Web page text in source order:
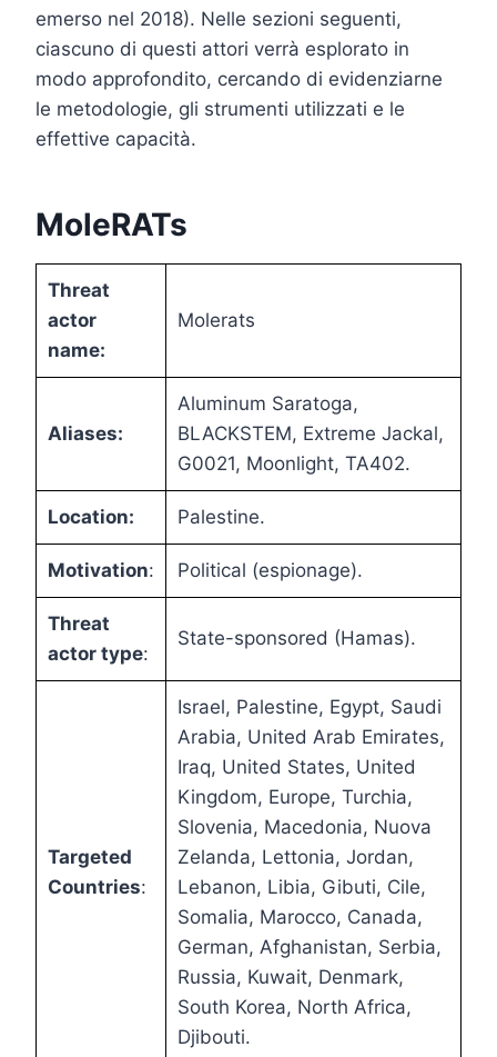
emerso nel 2018). Nelle sezioni seguenti,
ciascuno di questi attori verrà esplorato in
modo approfondito, cercando di evidenziarne
le metodologie, gli strumenti utilizzati e le
effettive capacità.
MoleRATs
Threat
actor
name:
Molerats
Aliases:
Aluminum Saratoga,
BLACKSTEM, Extreme Jackal,
G0021, Moonlight, TA402.
Location: Palestine.
Motivation: Political (espionage).
Threat
actor type:
State-sponsored (Hamas).
Targeted
Countries:
Israel, Palestine, Egypt, Saudi
Arabia, United Arab Emirates,
Iraq, United States, United
Kingdom, Europe, Turchia,
Slovenia, Macedonia, Nuova
Zelanda, Lettonia, Jordan,
Lebanon, Libia, Gibuti, Cile,
Somalia, Marocco, Canada,
German, Afghanistan, Serbia,
Russia, Kuwait, Denmark,
South Korea, North Africa,
Djibouti.